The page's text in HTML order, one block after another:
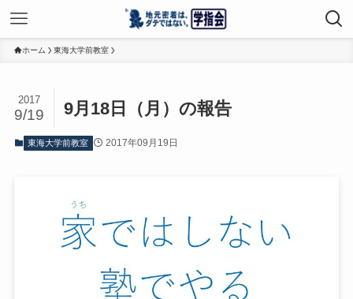
ホーム 東海大学前教室
9月18日（月）の報告
2017
9/19
東海大学前教室 2017年09月19日